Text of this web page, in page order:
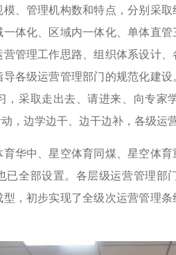
、管理机构数和特点，分别采
体化、区域内一体化、单体直
管理工作思路、组织体系设计
各级运营管理部门的规范化建
，采取走出去、请进来、向专
，边学边干、边干边补，各级运
中、星空体育同煤、星空体育
已全部设置。各层级运营管理
，初步实现了全级次运营管理